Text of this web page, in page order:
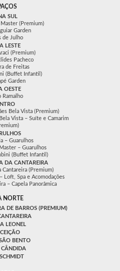
SUL
(Premium)
Garden
de Julho
LESTE
(Premium)
Pacheco
de Freitas
(Buffet Infantil)
Garden
OESTE
Ramalho
Bela Vista (Premium)
Vista – Suíte e Camarim
– Guarulhos
– Guarulhos
(Buffet Infantil)
DA CANTAREIRA
Cantareira (Premium)
Loft, Spa e Acomodações
– Capela Panorâmica
NORTE
DE BARROS (PREMIUM)
LEONEL
BENTO
CÂNDIDA